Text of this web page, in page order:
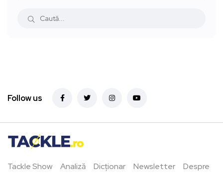
Follow us
Tackle Show Analiză Dicționar Newsletter Despre